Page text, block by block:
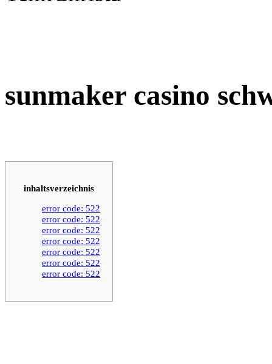
sunmaker casino
inhaltsverzeichnis
error code: 522
error code: 522
error code: 522
error code: 522
error code: 522
error code: 522
error code: 522